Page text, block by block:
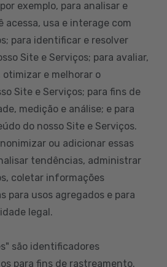
exemplo, para analisar e
acessa, usa e interage com
para identificar e resolver
Site e Serviços; para avaliar,
otimizar e melhorar o
Site e Serviços; para fins de
medição e análise; e para
do nosso Site e Serviços.
ou adicionar essas
tendências, administrar
coletar informações
para usos agregados e para
legal.
são identificadores
para fins de rastreamento.